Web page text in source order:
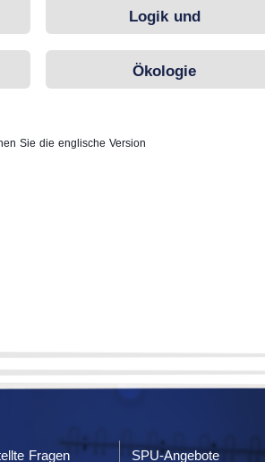
Logik und
wissenschaftliches Denken
Ökologie
Sie die englische Version
Fragen SPU-Angebote